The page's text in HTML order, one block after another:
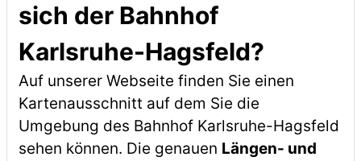
sich der Bahnhof
Karlsruhe-Hagsfeld?
Auf unserer Webseite finden Sie einen
Kartenausschnitt auf dem Sie die
Umgebung des Bahnhof Karlsruhe-Hagsfeld
sehen können. Die genauen Längen- und